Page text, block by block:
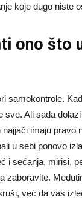
koje dugo niste
ono što
samokontrole.
sve. Ali sada
imaju pravo
u sebi ponovo
i sećanja, mirisi,
zaboravite.
već da vas